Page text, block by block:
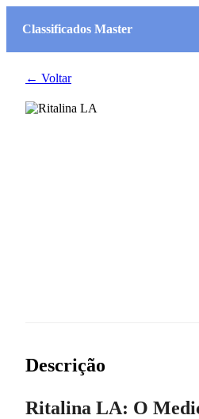
Classificados Master
← Voltar
Descrição
Ritalina LA: O